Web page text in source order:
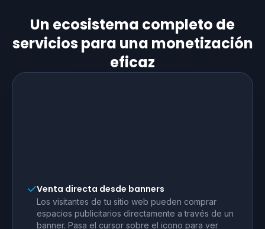
Un ecosistema completo de
servicios para una monetización
eficaz
Venta directa desde banners
Los visitantes de tu sitio web pueden comprar
espacios publicitarios directamente a través de un
banner. Pasa el cursor sobre el icono para ver